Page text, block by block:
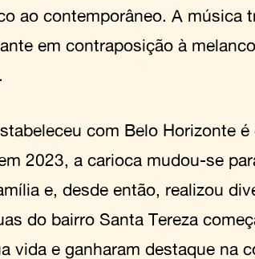
ao contemporâneo. A música
em contraposição à
com Belo Horizonte
2023, a carioca mudou-se
e, desde então, realizou
do bairro Santa Tereza
vida e ganharam destaque na